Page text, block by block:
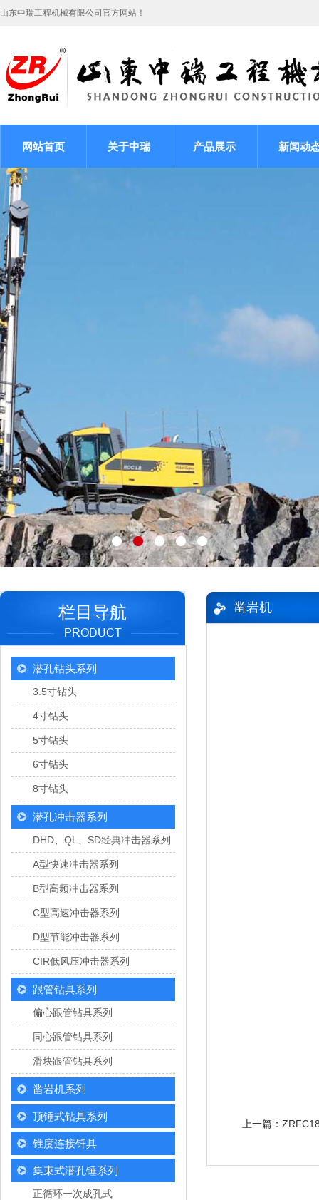
山东中瑞工程机械有限公司官方网站！
网站首页 关于中瑞 产品展示 新闻动
栏目导航
潜孔钻头系列
3.5寸钻头
4寸钻头
5寸钻头
6寸钻头
8寸钻头
潜孔冲击器系列
DHD、QL、SD经典冲击器系列
A型快速冲击器系列
B型高频冲击器系列
C型高速冲击器系列
D型节能冲击器系列
CIR低风压冲击器系列
跟管钻具系列
偏心跟管钻具系列
同心跟管钻具系列
滑块跟管钻具系列
凿岩机系列
顶锤式钻具系列
锥度连接钎具
集束式潜孔锤系列
正循环一次成孔式
凿岩机
上一篇：